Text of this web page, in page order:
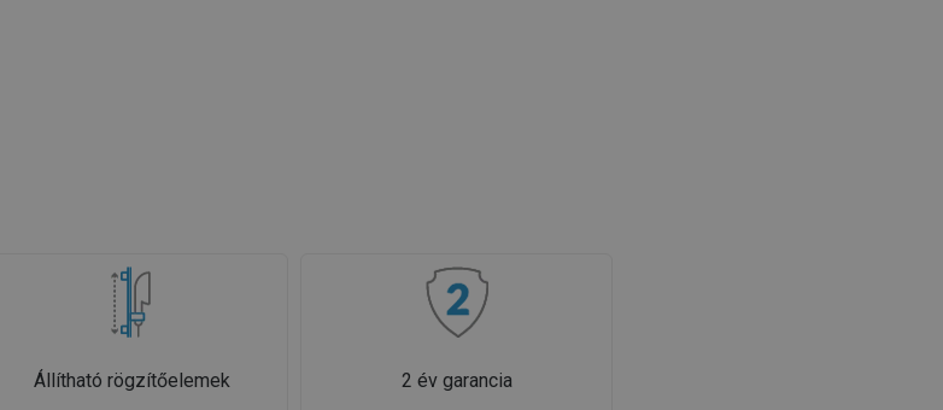
Állítható rögzítőelemek 2 év garancia